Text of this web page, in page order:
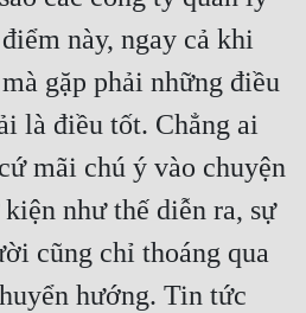
này, ngay cả khi
gặp phải những điều
là điều tốt. Chẳng ai
mãi chú ý vào chuyện
như thế diễn ra, sự
cũng chỉ thoáng qua
hướng. Tin tức